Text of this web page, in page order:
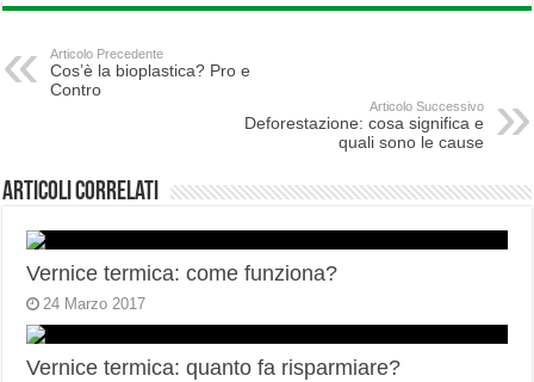
Articolo Precedente
Cos’è la bioplastica? Pro e
Contro
Articolo Successivo
Deforestazione: cosa significa e
quali sono le cause
Articoli correlati
Vernice termica: come funziona?
24 Marzo 2017
Vernice termica: quanto fa risparmiare?